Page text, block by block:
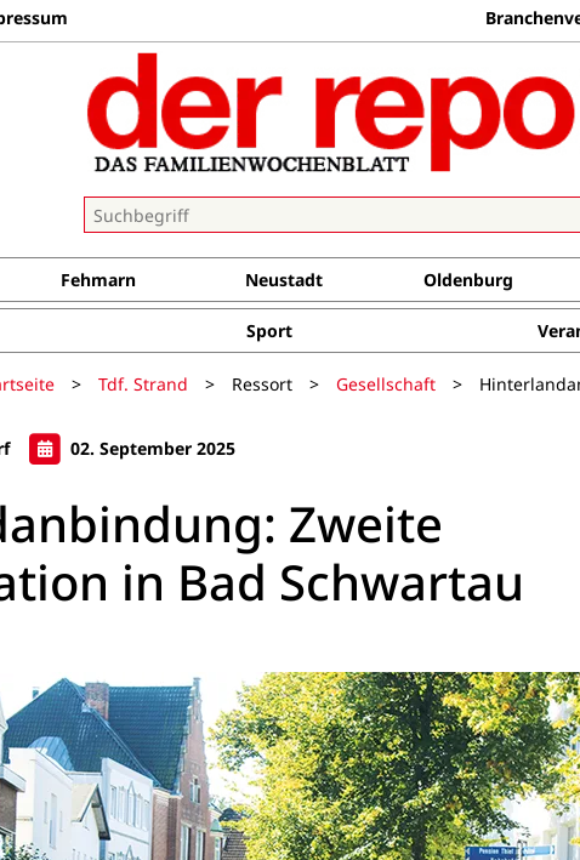
Fehmarn Neustadt Oldenburg
Sport
> Tdf. Strand > Ressort > Gesellschaft >
02. September 2025
Zweite
in Bad Schwartau